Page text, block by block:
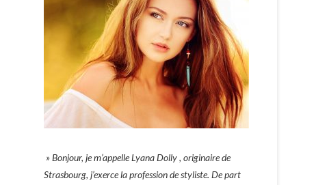
» Bonjour, je m’appelle Lyana Dolly , originaire de
Strasbourg, j’exerce la profession de styliste. De part